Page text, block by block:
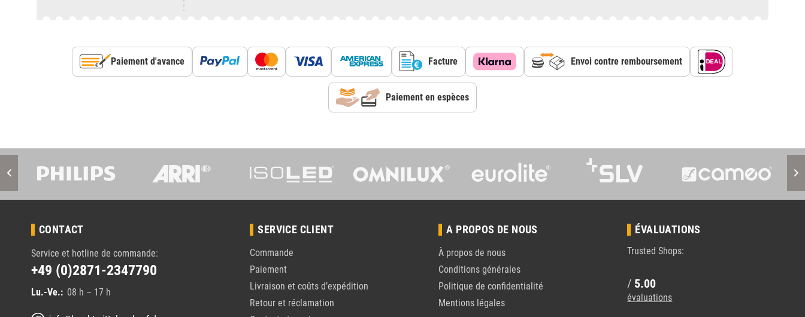
Paiement d'avance Facture Envoi contre remboursement
Paiement en espèces
CONTACT
Service et hotline de commande:
+49 (0)2871-2347790
Lu.-Ve.: 08 h – 17 h
SERVICE CLIENT
Commande
Paiement
Livraison et coûts d’expédition
Retour et réclamation
A PROPOS DE NOUS
À propos de nous
Conditions générales
Politique de confidentialité
Mentions légales
ÉVALUATIONS
Trusted Shops:
/ 5.00
évaluations